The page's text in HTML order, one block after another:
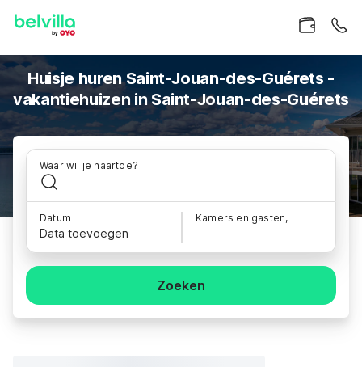
Huisje huren Saint-Jouan-des-Guérets -
vakantiehuizen in Saint-Jouan-des-Guérets
Waar wil je naartoe?
Datum
Data toevoegen
Kamers en gasten,
Zoeken